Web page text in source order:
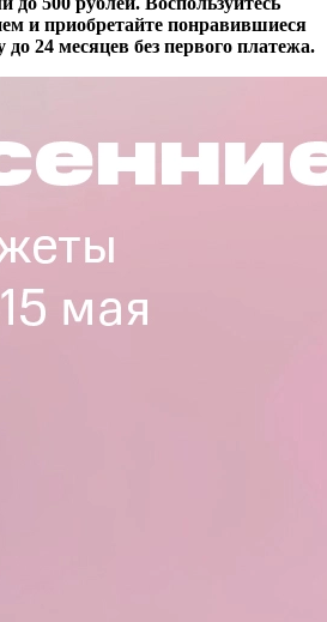
и приобретайте понравившиеся
до 24 месяцев без первого платежа.